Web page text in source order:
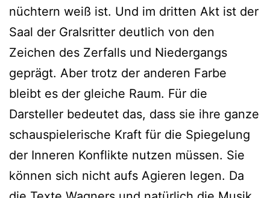
nüchtern weiß ist. Und im dritten Akt ist der
Saal der Gralsritter deutlich von den
Zeichen des Zerfalls und Niedergangs
geprägt. Aber trotz der anderen Farbe
bleibt es der gleiche Raum. Für die
Darsteller bedeutet das, dass sie ihre ganze
schauspielerische Kraft für die Spiegelung
der Inneren Konflikte nutzen müssen. Sie
können sich nicht aufs Agieren legen. Da